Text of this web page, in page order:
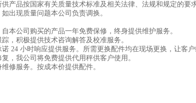
产品按国家有关质量技术标准及相关法律、法规和规定的要
出现质量问题本公司负责调换。
本公司购买的产品一年免费保修，终身提供维护服务。
术跟踪，积极提供技术咨询解答及校准服务。
24 小时响应提供服务。所需更换配件均在现场更换，让客户
，我公司将免费提供代用秤供客户使用。
修服务。按成本价提供配件。